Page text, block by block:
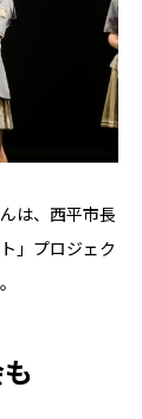
は、西平市長
」プロジェク